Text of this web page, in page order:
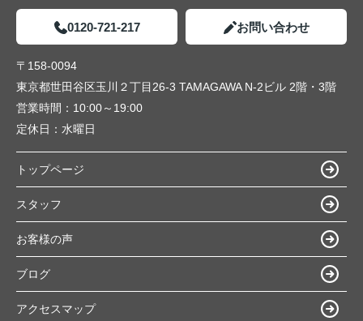
0120-721-217 お問い合わせ
〒158-0094
東京都世田谷区玉川２丁目26-3 TAMAGAWA N-2ビル 2階・3階
営業時間： 10:00～19:00
定休日： 水曜日
トップページ
スタッフ
お客様の声
ブログ
アクセスマップ